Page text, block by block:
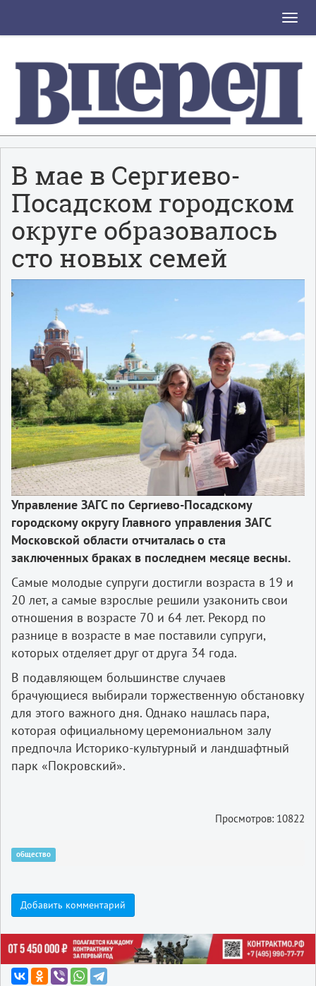
Toggle
В мае в Сергиево-
Посадском городском
округе образовалось
сто новых семей
Управление ЗАГС по Сергиево-Посадскому
городскому округу Главного управления ЗАГС
Московской области отчиталась о ста
заключенных браках в последнем месяце весны.
Самые молодые супруги достигли возраста в 19 и
20 лет, а самые взрослые решили узаконить свои
отношения в возрасте 70 и 64 лет. Рекорд по
разнице в возрасте в мае поставили супруги,
которых отделяет друг от друга 34 года.
В подавляющем большинстве случаев
брачующиеся выбирали торжественную обстановку
для этого важного дня. Однако нашлась пара,
которая официальному церемониальном залу
предпочла Историко-культурный и ландшафтный
парк «Покровский».
Просмотров: 10822
общество
Добавить комментарий